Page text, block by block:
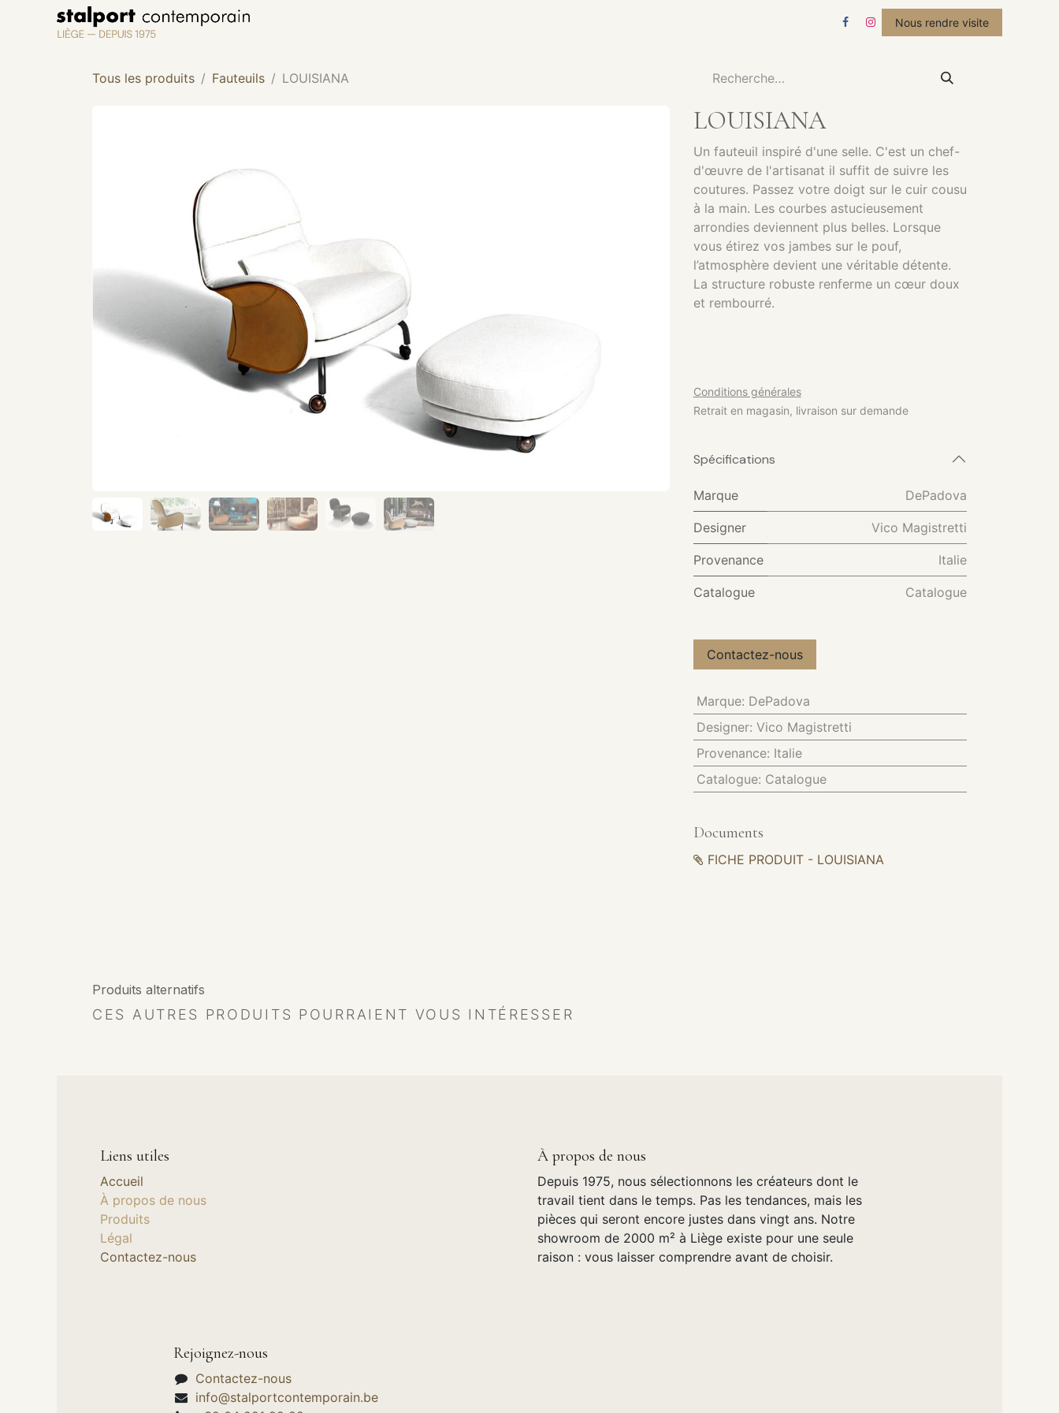
Se rendre au contenu
Nous rendre visite
Tous les produits Fauteuils LOUISIANA
LOUISIANA
Un fauteuil inspiré d'une selle. C'est un chef-
d'œuvre de l'artisanat il suffit de suivre les
coutures. Passez votre doigt sur le cuir cousu
à la main. Les courbes astucieusement
arrondies deviennent plus belles. Lorsque
vous étirez vos jambes sur le pouf,
l’atmosphère devient une véritable détente.
La structure robuste renferme un cœur doux
et rembourré.
Conditions générales
Retrait en magasin, livraison sur demande
Spécifications
Marque DePadova
Designer Vico Magistretti
Provenance Italie
Catalogue Catalogue
Contactez-nous
Marque: DePadova
Designer:Vico Magistretti
Provenance: Italie
Catalogue: Catalogue
Documents
FICHE PRODUIT - LOUISIANA
Produits alternatifs
CES AUTRES PRODUITS POURRAIENT VOUS INTÉRESSER
Liens utiles
Accueil
À propos de nous
Produits
Légal
Contactez-nous
À propos de nous
Depuis 1975, nous sélectionnons les créateurs dont le
travail tient dans le temps. Pas les tendances, mais les
pièces qui seront encore justes dans vingt ans. Notre
showroom de 2000 m² à Liège existe pour une seule
raison : vous laisser comprendre avant de choisir.
Rejoignez-nous
Contactez-nous
info@stalportcontemporain.be